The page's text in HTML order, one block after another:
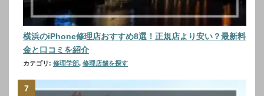
横浜のiPhone修理店おすすめ8選！正規店より安い？最新料
金と口コミを紹介
カテゴリ: 修理学部, 修理店舗を探す